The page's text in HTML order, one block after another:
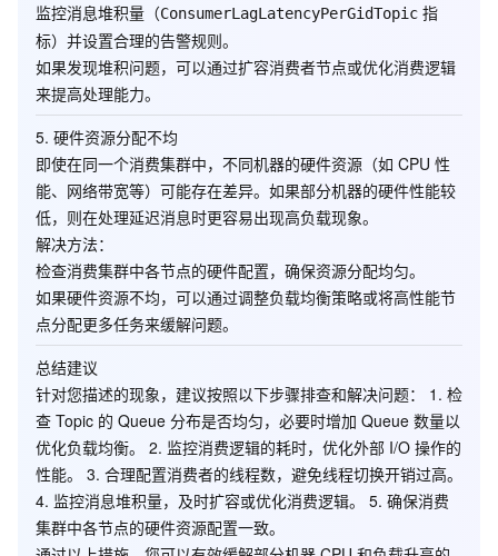
监控消息堆积量（ConsumerLagLatencyPerGidTopic 指
标）并设置合理的告警规则。
如果发现堆积问题，可以通过扩容消费者节点或优化消费逻辑
来提高处理能力。
5. 硬件资源分配不均
即使在同一个消费集群中，不同机器的硬件资源（如 CPU 性
能、网络带宽等）可能存在差异。如果部分机器的硬件性能较
低，则在处理延迟消息时更容易出现高负载现象。
解决方法：
检查消费集群中各节点的硬件配置，确保资源分配均匀。
如果硬件资源不均，可以通过调整负载均衡策略或将高性能节
点分配更多任务来缓解问题。
总结建议
针对您描述的现象，建议按照以下步骤排查和解决问题： 1. 检
查 Topic 的 Queue 分布是否均匀，必要时增加 Queue 数量以
优化负载均衡。 2. 监控消费逻辑的耗时，优化外部 I/O 操作的
性能。 3. 合理配置消费者的线程数，避免线程切换开销过高。
4. 监控消息堆积量，及时扩容或优化消费逻辑。 5. 确保消费
集群中各节点的硬件资源配置一致。